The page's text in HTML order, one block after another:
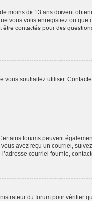
moins de 13 ans doivent
vous vous enregistrez ou que
contactés pour des
vous souhaitez utiliser.
forums peuvent
avez reçu un courriel,
courriel fournie,
du forum pour vérifier